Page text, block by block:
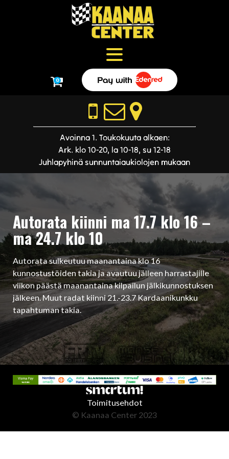
0
Avoinna 1. Toukokuuta alkaen:
Ark. klo 10-20, la 10-18, su 12-18
Juhlapyhinä sunnuntaiaukiolojen mukaan
Autorata kiinni ma 17.7 klo 16 –
ma 24.7 klo 10
Autorata sulkeutuu maanantaina klo 16
kunnostustöiden takia ja avautuu jälleen harrastajille
viikon päästä maanantaina kilpailun jälkikunnostuksen
jälkeen. Muut radat kiinni 21.-23.7 Kardaanikunkku
tapahtuman takia.
Toimitusehdot
© Kaanaa Center 2023